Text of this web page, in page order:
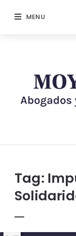
MENU
Tag: